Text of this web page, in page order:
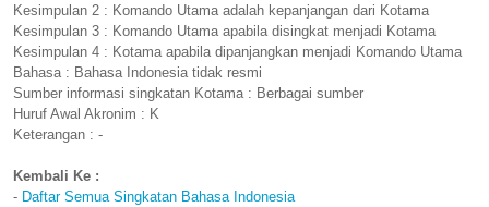
Kesimpulan 2 : Komando Utama adalah kepanjangan dari Kotama
Kesimpulan 3 : Komando Utama apabila disingkat menjadi Kotama
Kesimpulan 4 : Kotama apabila dipanjangkan menjadi Komando Utama
Bahasa : Bahasa Indonesia tidak resmi
Sumber informasi singkatan Kotama : Berbagai sumber
Huruf Awal Akronim : K
Keterangan : -
Kembali Ke :
- Daftar Semua Singkatan Bahasa Indonesia